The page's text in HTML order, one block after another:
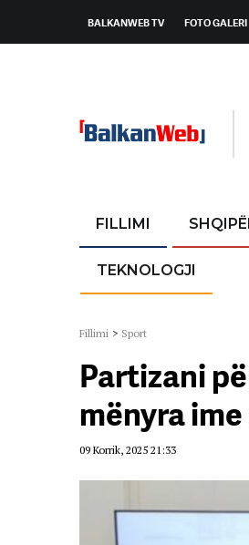
BALKANWEB TV FOTO GALERI
FILLIMI
TEKNOLOGJI
Fillimi > Sport
Partizani
mënyra
09 Korrik, 2025 21:33